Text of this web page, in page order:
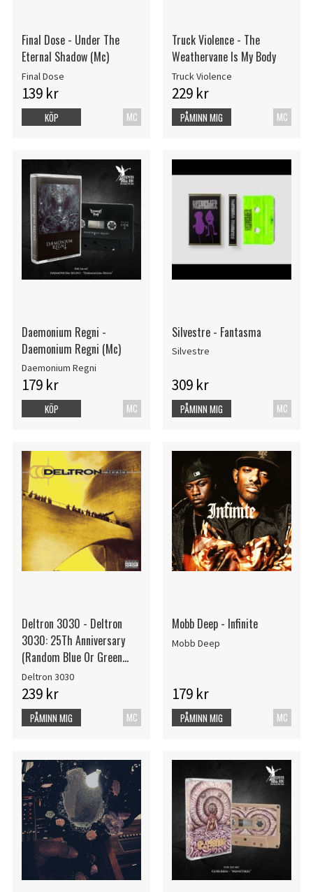
Final Dose - Under The
Eternal Shadow (Mc)
Final Dose
139 kr
MC
KÖP
Truck Violence - The
Weathervane Is My Body
Truck Violence
229 kr
MC
PÅMINN MIG
Daemonium Regni -
Daemonium Regni (Mc)
Daemonium Regni
179 kr
MC
KÖP
Silvestre - Fantasma
Silvestre
309 kr
MC
PÅMINN MIG
Deltron 3030 - Deltron
3030: 25Th Anniversary
(Random Blue Or Green
Cassette) Rsd Bf
Deltron 3030
239 kr
MC
PÅMINN MIG
Mobb Deep - Infinite
Mobb Deep
179 kr
MC
PÅMINN MIG